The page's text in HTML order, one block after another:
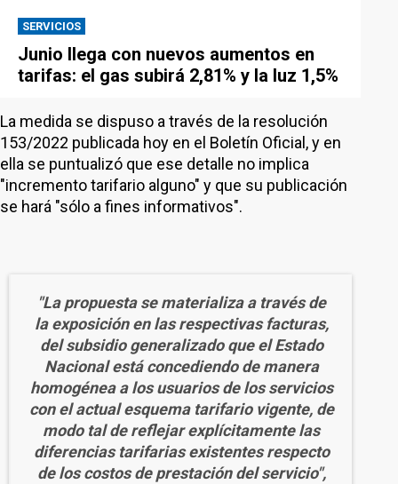
SERVICIOS
Junio llega con nuevos aumentos en
tarifas: el gas subirá 2,81% y la luz 1,5%
La medida se dispuso a través de la resolución
153/2022 publicada hoy en el Boletín Oficial, y en
ella se puntualizó que ese detalle no implica
"incremento tarifario alguno" y que su publicación
se hará "sólo a fines informativos".
"La propuesta se materializa a través de
la exposición en las respectivas facturas,
del subsidio generalizado que el Estado
Nacional está concediendo de manera
homogénea a los usuarios de los servicios
con el actual esquema tarifario vigente, de
modo tal de reflejar explícitamente las
diferencias tarifarias existentes respecto
de los costos de prestación del servicio",